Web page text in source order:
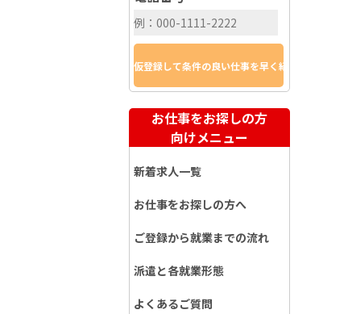
お仕事をお探しの方
向けメニュー
新着求人一覧
お仕事をお探しの方へ
ご登録から就業までの流れ
派遣と各就業形態
よくあるご質問